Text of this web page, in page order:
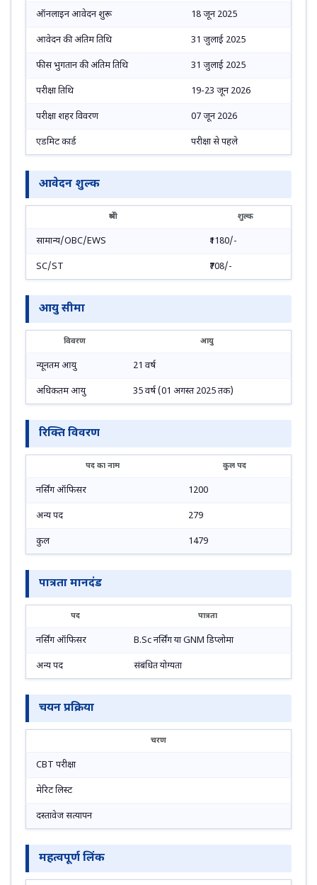
ऑनलाइन आवेदन शुरू 18 जून 2025
आवेदन की अंतिम तिथि 31 जुलाई 2025
फीस भुगतान की अंतिम तिथि 31 जुलाई 2025
परीक्षा तिथि 19-23 जून 2026
परीक्षा शहर विवरण 07 जून 2026
एडमिट कार्ड परीक्षा से पहले
आवेदन शुल्क
श्रेणी शुल्क
सामान्य/OBC/EWS ₹1180/-
SC/ST ₹708/-
आयु सीमा
विवरण आयु
न्यूनतम आयु 21 वर्ष
अधिकतम आयु 35 वर्ष (01 अगस्त 2025 तक)
रिक्ति विवरण
पद का नाम कुल पद
नर्सिंग ऑफिसर 1200
अन्य पद 279
कुल 1479
पात्रता मानदंड
पद पात्रता
नर्सिंग ऑफिसर B.Sc नर्सिंग या GNM डिप्लोमा
अन्य पद संबंधित योग्यता
चयन प्रक्रिया
चरण
CBT परीक्षा
मेरिट लिस्ट
दस्तावेज सत्यापन
महत्वपूर्ण लिंक